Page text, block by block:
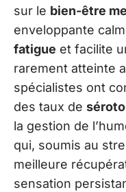
sur le bien-être
enveloppante
fatigue et facilite
rarement atteinte
spécialistes ont
des taux de
la gestion de
qui, soumis au
meilleure
sensation